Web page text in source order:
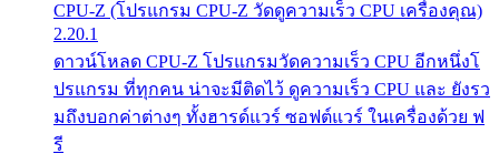
CPU-Z (โปรแกรม CPU-Z วัดดูความเร็ว CPU เครื่องคุณ)
2.20.1
ดาวน์โหลด CPU-Z โปรแกรมวัดความเร็ว CPU อีกหนึ่งโ
ปรแกรม ที่ทุกคน น่าจะมีติดไว้ ดูความเร็ว CPU และ ยังรว
มถึงบอกค่าต่างๆ ทั้งฮารด์แวร์ ซอฟต์แวร์ ในเครื่องด้วย ฟ
รี